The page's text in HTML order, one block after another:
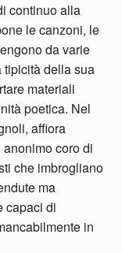
continuo alla
le canzoni, le
da varie
tipicità della sua
materiali
poetica. Nel
affiora
coro di
che imbrogliano
ma
capaci di
in